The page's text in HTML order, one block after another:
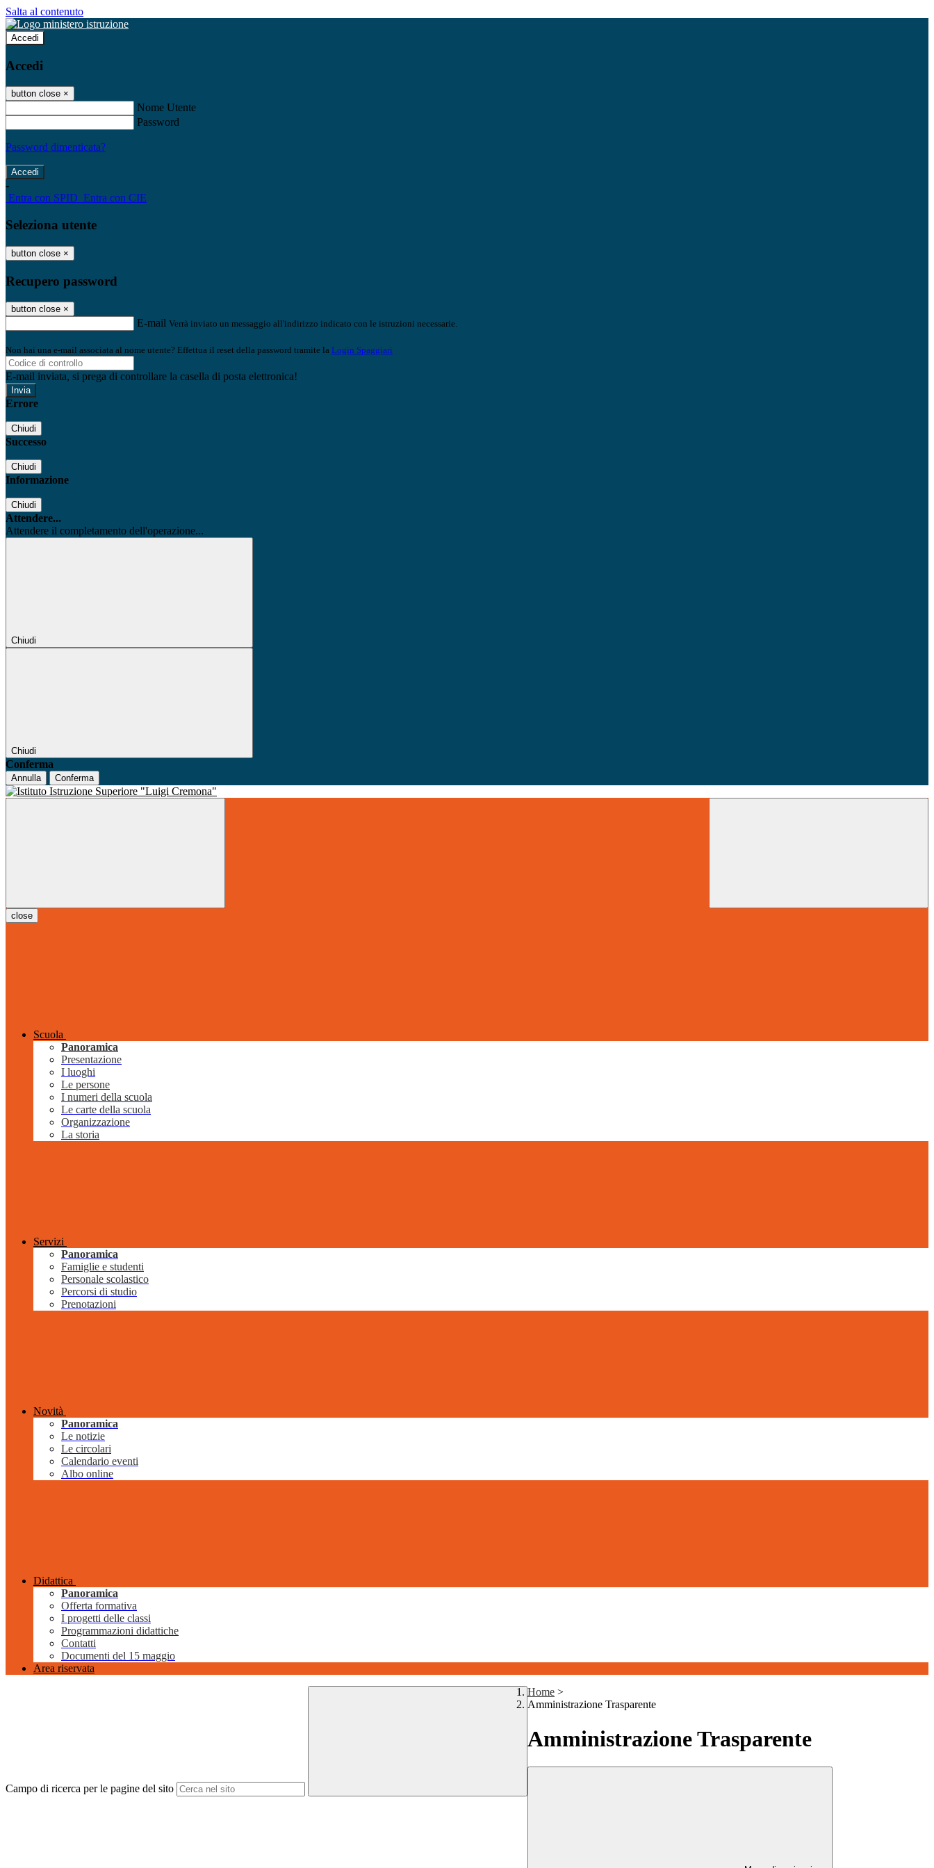
Salta al contenuto
Accedi
Accedi
button close ×
Nome Utente
Password
Password dimenticata?
-
Entra con SPID Entra con CIE
Seleziona utente
button close ×
Recupero password
button close ×
E-mail Verrà inviato un messaggio all'indirizzo indicato con le istruzioni necessarie.
Non hai una e-mail associata al nome utente? Effettua il reset della password tramite la Login Spaggiari
E-mail inviata, si prega di controllare la casella di posta elettronica!
Errore
Chiudi
Successo
Chiudi
Informazione
Chiudi
Attendere...
Attendere il completamento dell'operazione...
Chiudi
Chiudi
Conferma
Annulla Conferma
close
Scuola
Panoramica
Presentazione
I luoghi
Le persone
I numeri della scuola
Le carte della scuola
Organizzazione
La storia
Servizi
Panoramica
Famiglie e studenti
Personale scolastico
Percorsi di studio
Prenotazioni
Novità
Panoramica
Le notizie
Le circolari
Calendario eventi
Albo online
Didattica
Panoramica
Offerta formativa
I progetti delle classi
Programmazioni didattiche
Contatti
Documenti del 15 maggio
Area riservata
Campo di ricerca per le pagine del sito
Home >
Amministrazione Trasparente
Amministrazione Trasparente